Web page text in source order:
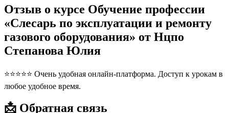
Отзыв о курсе Обучение профессии
«Слесарь по эксплуатации и ремонту
газового оборудования» от Нцпо
Степанова Юлия
⭐⭐⭐⭐⭐ Очень удобная онлайн-платформа. Доступ к урокам в
любое удобное время.
📩 Обратная связь